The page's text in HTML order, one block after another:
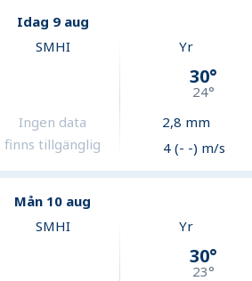
Idag 9 aug
SMHI
Ingen data
finns tillgänglig
Yr
30°
24°
2,8 mm
4 (- -) m/s
Mån 10 aug
SMHI Yr
30°
23°